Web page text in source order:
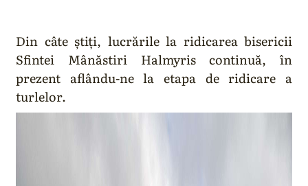
Din câte știți, lucrările la ridicarea bisericii
Sfintei Mânăstiri Halmyris continuă, în
prezent aflându-ne la etapa de ridicare a
turlelor.